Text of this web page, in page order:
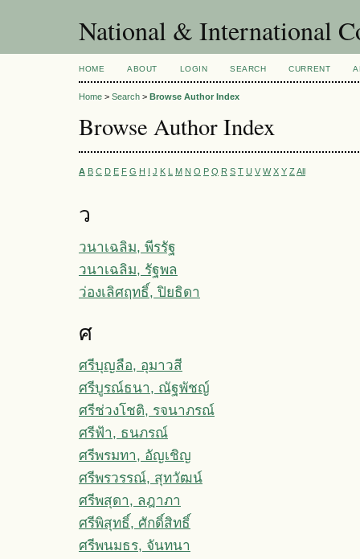
National & International
HOME ABOUT LOGIN SEARCH CURRENT
Home > Search > Browse Author Index
Browse Author Index
A B C D E F G H I J K L M N O P Q R S T U V W X Y Z All
ว
วนาเฉลิม, พีรรัฐ
วนาเฉลิม, รัฐพล
ว่องเลิศฤทธิ์, ปิยธิดา
ศ
ศรีบุญลือ, อุมาวสี
ศรีบูรณ์ธนา, ณัฐพัชญ์
ศรีช่วงโชติ, รจนาภรณ์
ศรีฟ้า, ธนภรณ์
ศรีพรมทา, อัญเชิญ
ศรีพรวรรณ์, สุทวัฒน์
ศรีพสุดา, ลฎาภา
ศรีพิสุทธิ์, ศักดิ์สิทธิ์
ศรีพนมธร, จันทนา